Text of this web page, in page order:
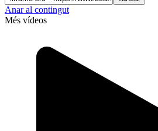
Anar al contingut
Més vídeos